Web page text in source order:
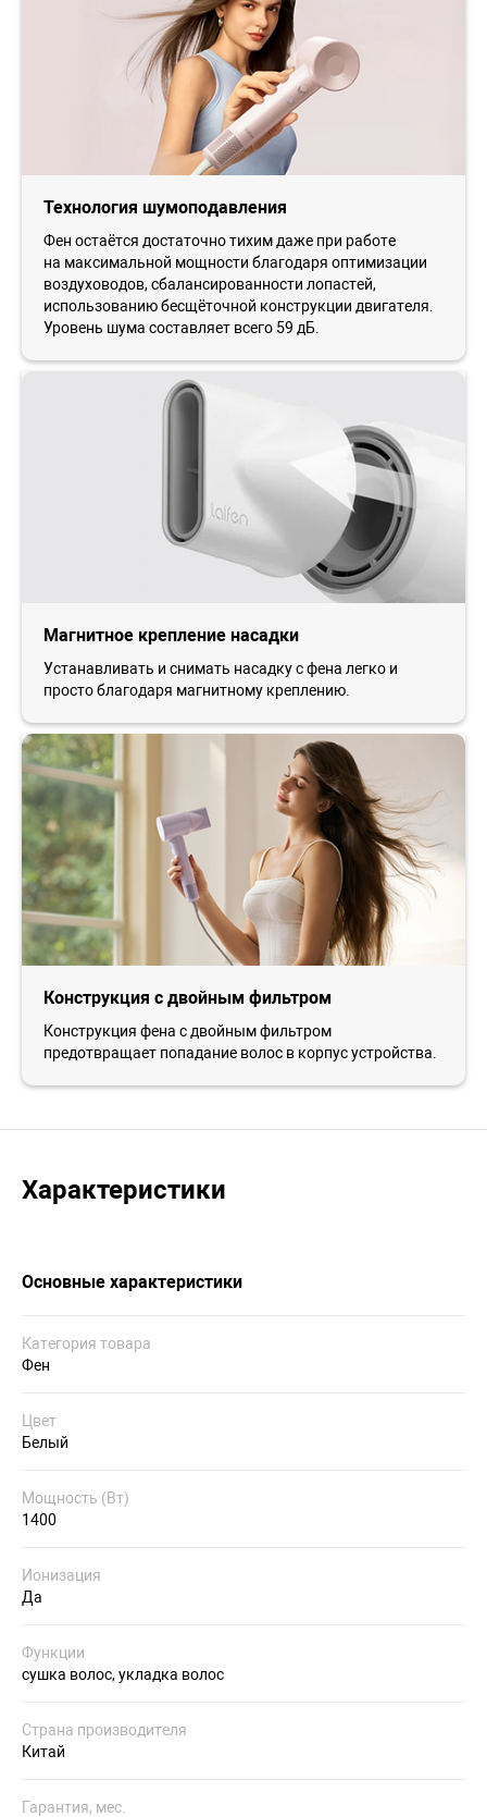
Технология шумоподавления
Фен остаётся достаточно тихим даже при работе
на максимальной мощности благодаря оптимизации
воздуховодов, сбалансированности лопастей,
использованию бесщёточной конструкции двигателя.
Уровень шума составляет всего 59 дБ.
Магнитное крепление насадки
Устанавливать и снимать насадку с фена легко и
просто благодаря магнитному креплению.
Конструкция с двойным фильтром
Конструкция фена с двойным фильтром
предотвращает попадание волос в корпус устройства.
Характеристики
Основные характеристики
Категория товара
Фен
Цвет
Белый
Мощность (Вт)
1400
Ионизация
Да
Функции
сушка волос, укладка волос
Страна производителя
Китай
Гарантия, мес.